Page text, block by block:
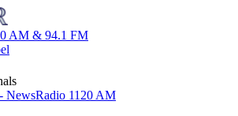
AM & 94.1 FM
1120 AM